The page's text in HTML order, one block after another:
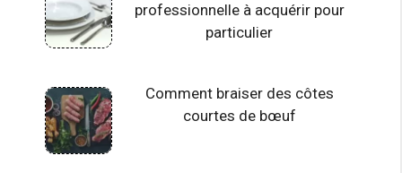
professionnelle à acquérir pour
particulier
Comment braiser des côtes
courtes de bœuf